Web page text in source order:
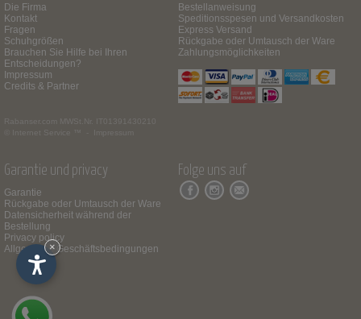
Die Firma
Kontakt
Fragen
Schuhgrößen
Brauchen Sie Hilfe bei Ihren
Entscheidungen?
Impressum
Credits & Partner
Rabanser.com
MWSt.Nr. IT01391430210
© Internet Service ™ -
Impressum
Bestellanweisung
Speditionsspesen und Versandkosten
Express Versand
Rückgabe oder Umtausch der Ware
Zahlungsmöglichkeiten
Garantie und privacy
Garantie
Rückgabe oder Umtausch der Ware
Datensicherheit während der
Bestellung
Privacy policy
Allgemeine Geschäftsbedingungen
Folge uns auf
×